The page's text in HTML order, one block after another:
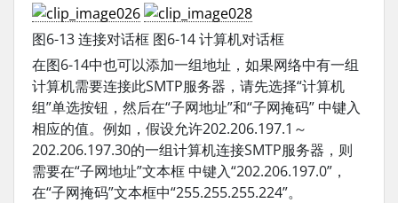
图6-13 连接对话框 图6-14 计算机对话框
在图6-14中也可以添加一组地址，如果网络中有一组
计算机需要连接此SMTP服务器，请先选择“计算机
组”单选按钮，然后在“子网地址”和“子网掩码” 中键入
相应的值。例如，假设允许202.206.197.1～
202.206.197.30的一组计算机连接SMTP服务器，则
需要在“子网地址”文本框 中键入“202.206.197.0”，
在“子网掩码”文本框中“255.255.255.224”。